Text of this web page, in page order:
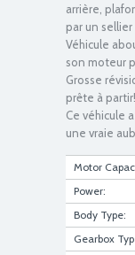
IMG_6166
IMG_6159
arrière,
par un
Véhicule
son moteur
Grosse
prête à partir!
Ce véhicule
une vraie
Motor
Power:
Body Type:
Gearbox